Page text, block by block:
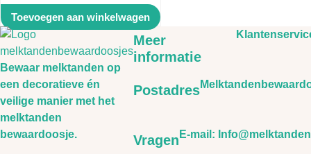
Toevoegen aan winkelwagen
Bewaar melktanden op
een decoratieve én
veilige manier met het
melktanden
bewaardoosje.
Meer
informatie
Postadres
Vragen E-mail: